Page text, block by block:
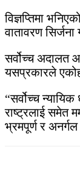
विज्ञप्तिमा
वातावरण
सर्वोच्च अदालत
यसप्रकारले
“सर्वोच्च
राष्ट्रलाई समेत
भ्रमपूर्ण र